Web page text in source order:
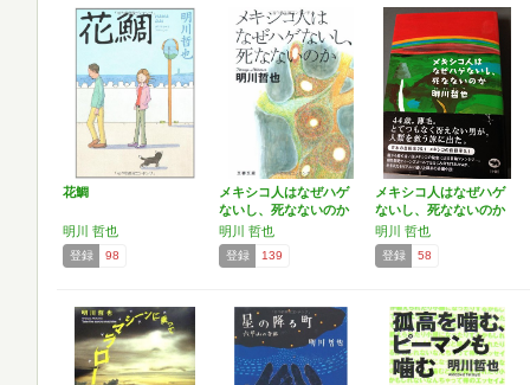
花鯛
明川 哲也
登録 98
メキシコ人はなぜハゲ
ないし、死なないのか
(…
明川 哲也
登録 139
メキシコ人はなぜハゲ
ないし、死なないのか
明川 哲也
登録 58